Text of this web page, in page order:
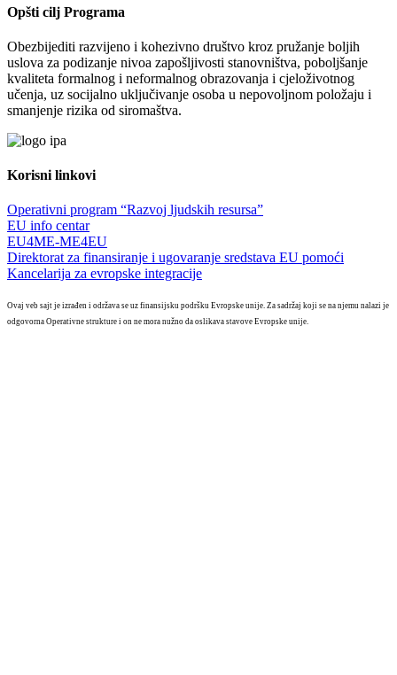
Opšti cilj Programa
Obezbijediti razvijeno i kohezivno društvo kroz pružanje boljih
uslova za podizanje nivoa zapošljivosti stanovništva, poboljšanje
kvaliteta formalnog i neformalnog obrazovanja i cjeloživotnog
učenja, uz socijalno uključivanje osoba u nepovoljnom položaju i
smanjenje rizika od siromaštva.
Korisni linkovi
Operativni program “Razvoj ljudskih resursa”
EU info centar
EU4ME-ME4EU
Direktorat za finansiranje i ugovaranje sredstava EU pomoći
Kancelarija za evropske integracije
Ovaj veb sajt je izrađen i održava se uz finansijsku podršku Evropske unije. Za sadržaj koji se na njemu nalazi je
odgovorna Operativne strukture i on ne mora nužno da oslikava stavove Evropske unije.